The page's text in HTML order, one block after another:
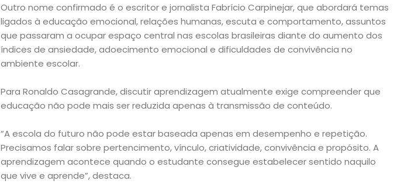
Início
Academia
Outro nome confirmado é o escritor e jornalista Fabrício Carpinejar, que abordará temas
ligados à educação emocional, relações humanas, escuta e comportamento, assuntos
que passaram a ocupar espaço central nas escolas brasileiras diante do aumento dos
índices de ansiedade, adoecimento emocional e dificuldades de convivência no
ambiente escolar.
Para Ronaldo Casagrande, discutir aprendizagem atualmente exige compreender que
educação não pode mais ser reduzida apenas à transmissão de conteúdo.
“A escola do futuro não pode estar baseada apenas em desempenho e repetição.
Precisamos falar sobre pertencimento, vínculo, criatividade, convivência e propósito. A
aprendizagem acontece quando o estudante consegue estabelecer sentido naquilo
que vive e aprende”, destaca.